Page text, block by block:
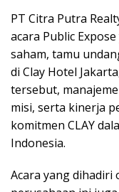
PT Citra Putra
acara Public
saham, tamu
di Clay Hotel
tersebut,
misi, serta kinerja
komitmen CLAY
Indonesia.
Acara yang dihadiri